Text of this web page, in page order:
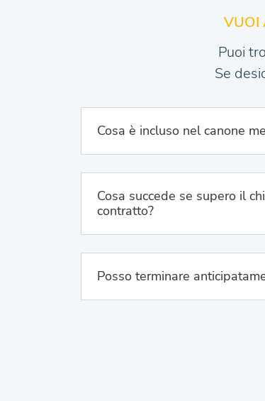
VUOI
Puoi
Se
Cosa è incluso nel canone
Cosa succede se supero il
contratto?
Posso terminare